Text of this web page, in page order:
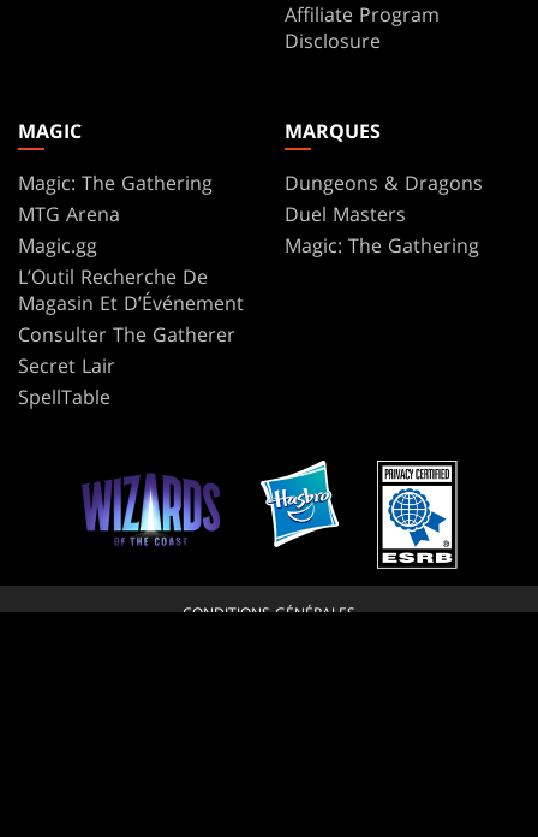
Affiliate Program
Disclosure
MAGIC
Magic: The Gathering
MTG Arena
Magic.gg
L’Outil Recherche De
Magasin Et D’Événement
Consulter The Gatherer
Secret Lair
SpellTable
MARQUES
Dungeons & Dragons
Duel Masters
Magic: The Gathering
CONDITIONS GÉNÉRALES